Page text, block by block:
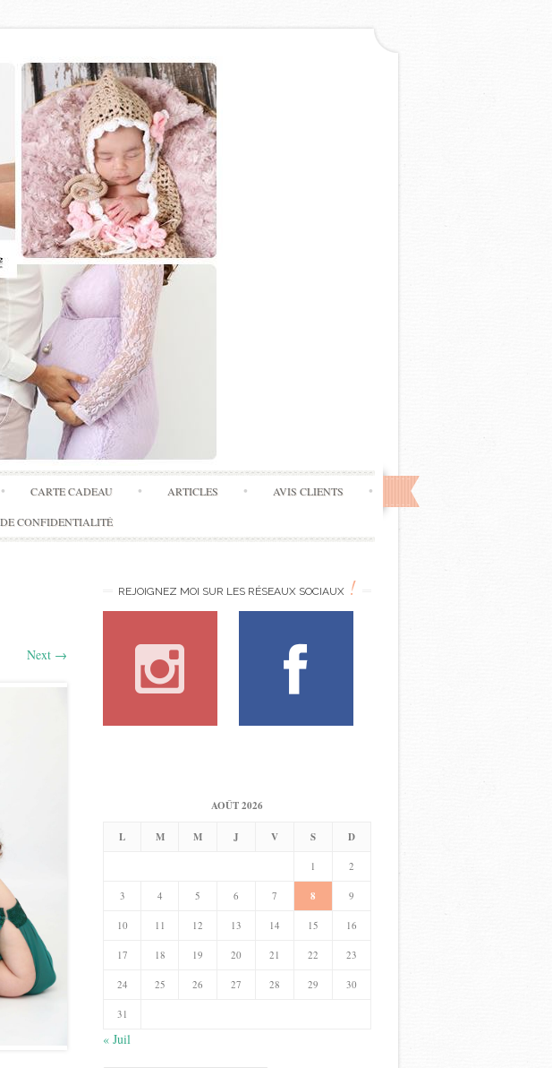
CARTE CADEAU ARTICLES AVIS CLIENTS
CONFIDENTIALITÉ
Next →
REJOIGNEZ MOI SUR LES RÉSEAUX SOCIAUX !
AOÛT 2026
L M M J V S D
1 2
3 4 5 6 7 8 9
10 11 12 13 14 15 16
17 18 19 20 21 22 23
24 25 26 27 28 29 30
31
« Juil